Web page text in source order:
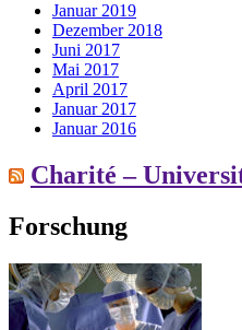
Januar 2019
Dezember 2018
Juni 2017
Mai 2017
April 2017
Januar 2017
Januar 2016
Charité –
Forschung